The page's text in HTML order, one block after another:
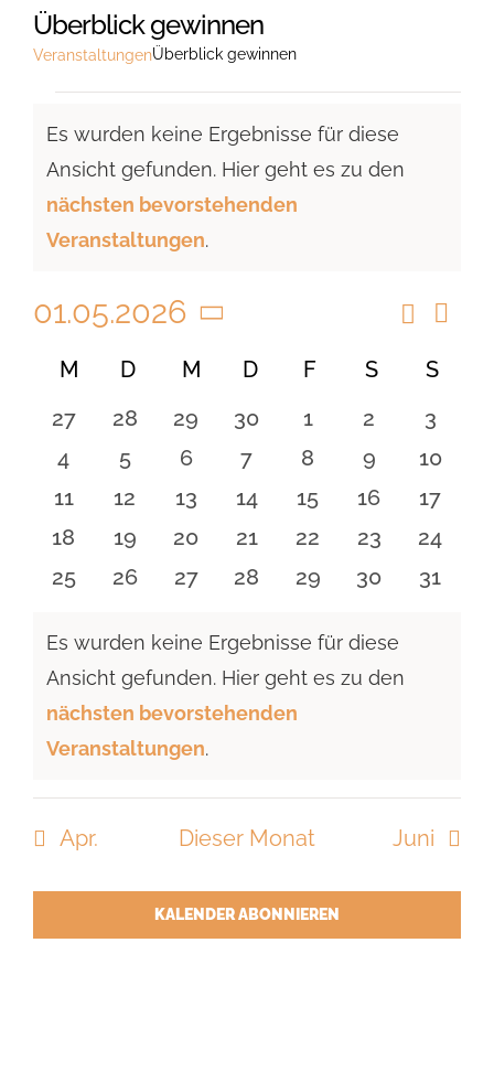
Überblick gewinnen
VeranstaltungenÜberblick gewinnen
Hinweis
Es wurden keine Ergebnisse für diese
Ansicht gefunden. Hier geht es zu den
nächsten bevorstehenden
Veranstaltungen.
Suche
Suche
Monat
01.05.2026
Datum
wählen.
Kalender
von
Veranstaltungen
M MONTAG
D DIENSTAG
M MITTWOCH
D DONNERSTAG
F FREITAG
SSAMSTAG
S
0
Veranstaltungen
27
0
Veranstaltungen
28
0
Veranstaltungen
29
0
Veranstaltungen
30
0
Veranstaltungen
1
0
2
0
3
0
Veranstaltungen
4
0
Veranstaltungen
5
0
Veranstaltungen
6
0
Veranstaltungen
7
0
Veranstaltungen
8
0
9
0
10
0
Veranstaltungen
11
0
Veranstaltungen
12
0
Veranstaltungen
13
0
Veranstaltungen
14
0
Veranstaltungen
15
0
16
0
17
0
Veranstaltungen
18
0
Veranstaltungen
19
0
Veranstaltungen
20
0
Veranstaltungen
21
0
Veranstaltungen
22
0
23
0
24
0
25
0
26
0
27
0
28
0
29
0
30
0
31
Hinweis
Es wurden keine Ergebnisse für diese
Ansicht gefunden. Hier geht es zu den
nächsten bevorstehenden
Veranstaltungen.
Apr. Dieser Monat Juni
KALENDER ABONNIEREN